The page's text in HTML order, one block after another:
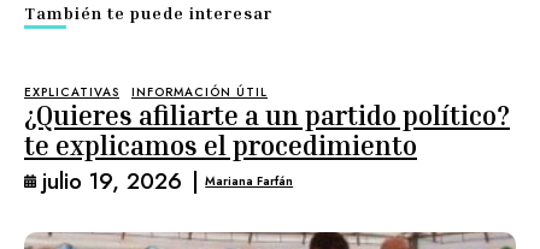
También te puede interesar
EXPLICATIVAS INFORMACIÓN ÚTIL
¿Quieres afiliarte a un partido político?
te explicamos el procedimiento
julio 19, 2026 | Mariana Farfán